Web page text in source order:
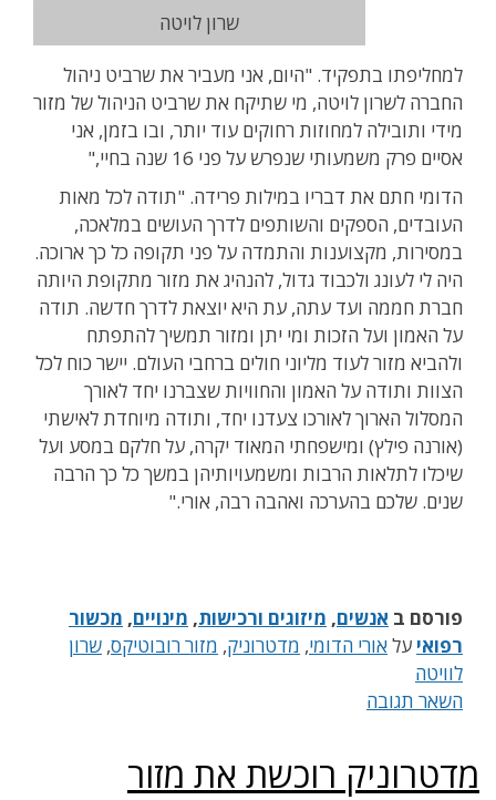
שרון לויטה
למחליפתו בתפקיד. "היום, אני מעביר את שרביט ניהול
החברה לשרון לויטה, מי שתיקח את שרביט הניהול של מזור
מידי ותובילה למחוזות רחוקים עוד יותר, ובו בזמן, אני
אסיים פרק משמעותי שנפרש על פני 16 שנה בחיי,"
הדומי חתם את דבריו במילות פרידה. "תודה לכל מאות
העובדים, הספקים והשותפים לדרך העושים במלאכה,
במסירות, מקצוענות והתמדה על פני תקופה כל כך ארוכה.
היה לי לעונג ולכבוד גדול, להנהיג את מזור מתקופת היותה
חברת חממה ועד עתה, עת היא יוצאת לדרך חדשה. תודה
על האמון ועל הזכות ומי יתן ומזור תמשיך להתפתח
ולהביא מזור לעוד מליוני חולים ברחבי העולם. יישר כוח לכל
הצוות ותודה על האמון והחוויות שצברנו יחד לאורך
המסלול הארוך לאורכו צעדנו יחד, ותודה מיוחדת לאישתי
(אורנה פילץ) ומישפחתי המאוד יקרה, על חלקם במסע ועל
שיכלו לתלאות הרבות ומשמעויותיהן במשך כל כך הרבה
שנים. שלכם בהערכה ואהבה רבה, אורי."
פורסם ב אנשים, מיזוגים ורכישות, מינויים, מכשור
רפואי עלאורי הדומי, מדטרוניק, מזור רובוטיקס, שרון
לוויטה
השאר תגובה
מדטרוניק רוכשת את מזור